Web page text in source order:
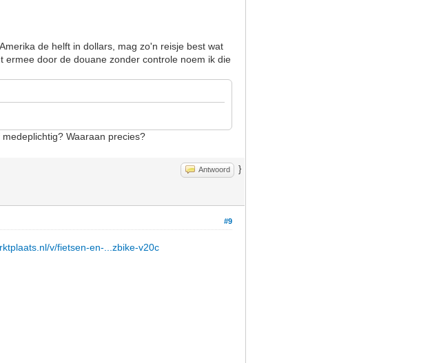
de helft in dollars, mag zo'n reisje best wat
ermee door de douane zonder controle noem ik die
Waaraan precies?
Antwoord }
#9
v/fietsen-en-...zbike-v20c